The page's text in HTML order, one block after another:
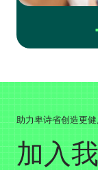
助力卑诗省创造更
加入